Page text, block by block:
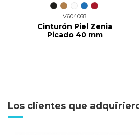
V604068
Cinturón Piel Zenia
Picado 40 mm
Los clientes que